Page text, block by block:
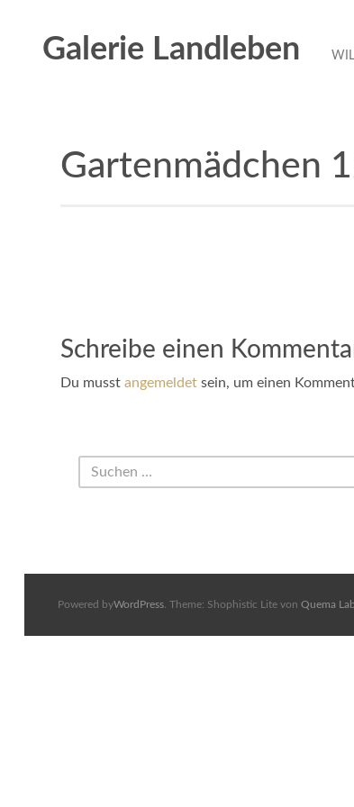
Galerie Landleben
Gartenmädchen
Schreibe einen
Du musst angemeldetsein, um einen
Powered byWordPress. Theme: Shophistic Lite von Quema